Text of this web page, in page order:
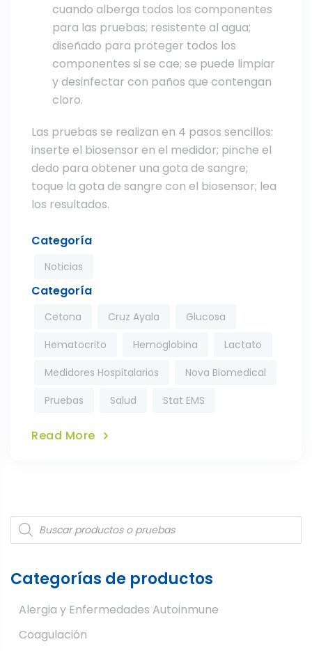
cuando alberga todos los componentes
para las pruebas; resistente al agua;
diseñado para proteger todos los
componentes si se cae; se puede limpiar
y desinfectar con paños que contengan
cloro.
Las pruebas se realizan en 4 pasos sencillos:
inserte el biosensor en el medidor; pinche el
dedo para obtener una gota de sangre;
toque la gota de sangre con el biosensor; lea
los resultados.
Categoría
Noticias
Categoría
Cetona Cruz Ayala
Glucosa
Hematocrito
Hemoglobina
Lactato
Medidores Hospitalarios
Nova Biomedical
Pruebas
Salud Stat EMS
Read More
Products
search
Categorías de productos
Alergia y Enfermedades Autoinmune
Coagulación